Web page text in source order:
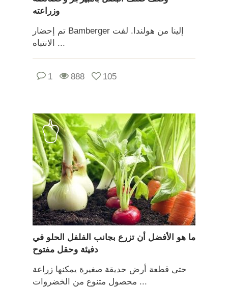
وزراعته
تم إحضار Bamberger إلينا من هولندا. لفت
الانتباه ...
1 888 105
ما هو الأفضل أن تزرع بجانب الفلفل الحلو في
دفيئة وحقل مفتوح
حتى قطعة أرض حديقة صغيرة يمكنها زراعة
محصول متنوع من الخضروات ...